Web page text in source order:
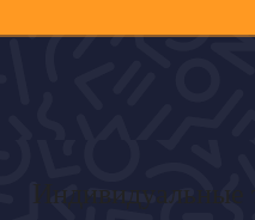
Индивидуальные